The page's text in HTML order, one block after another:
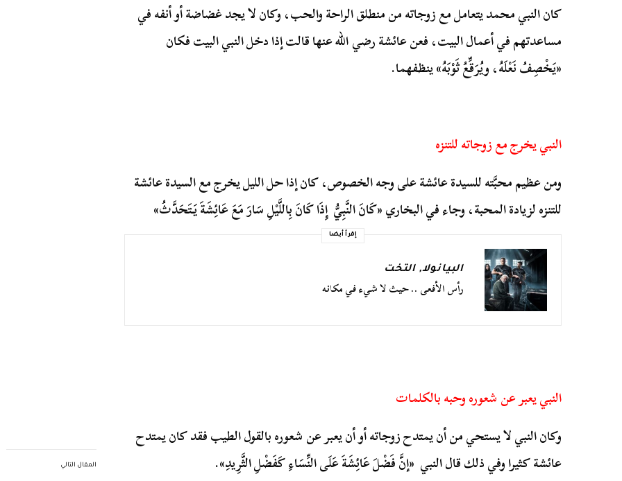
المقال التالي
كان النبي محمد يتعامل مع زوجاته من منطلق الراحة والحب، وكان لا يجد غضاضة أو أنفه في
مساعدتهم في أعمال البيت، فعن عائشة رضي الله عنها قالت إذا دخل النبي البيت فكان
«يَخْصِفُ نَعْلَهُ، ويُرَقِّعُ ثَوْبَهُ» ينظفهما.
النبي يخرج مع زوجاته للتنزه
ومن عظيم محبَّته للسيدة عائشة على وجه الخصوص، كان إذا حل الليل يخرج مع السيدة عائشة
للتنزه لزيادة المحبة، وجاء في البخاري «كَانَ النَّبِيُّ إِذَا كَانَ بِاللَّيْلِ سَارَ مَعَ عَائِشَةَ يَتَحَدَّثُ»
إقرأ أيضا
البيانولا,التخت
رأس الأفعى .. حيث لا شيء في مكانه
النبي يعبر عن شعوره وحبه بالكلمات
وكان النبي لا يستحي من أن يمتدح زوجاته أو أن يعبر عن شعوره بالقول الطيب فقد كان يمتدح
عائشة كثيرا وفي ذلك قال النبي «إنَّ فَضْلَ عَائِشَةَ عَلَى النِّسَاءِ كَفَضْلِ الثَّرِيدِ».